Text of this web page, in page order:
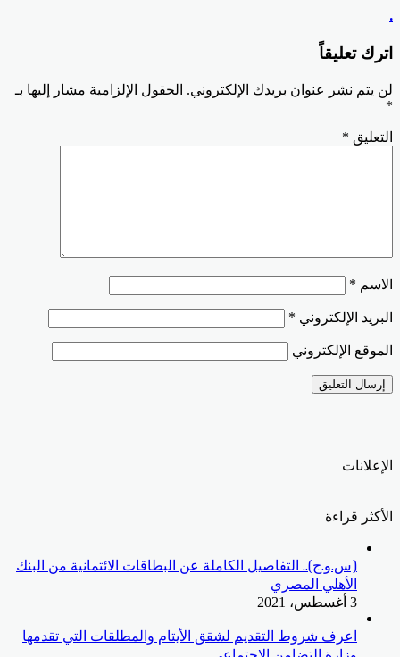
.
اترك تعليقاً
لن يتم نشر عنوان بريدك الإلكتروني. الحقول الإلزامية مشار إليها بـ
*
التعليق *
الاسم *
البريد الإلكتروني *
الموقع الإلكتروني
الإعلانات
الأكثر قراءة
(س.و.ج).. التفاصيل الكاملة عن البطاقات الائتمانية من البنك
الأهلي المصري
3 أغسطس، 2021
اعرف شروط التقديم لشقق الأيتام والمطلقات التي تقدمها